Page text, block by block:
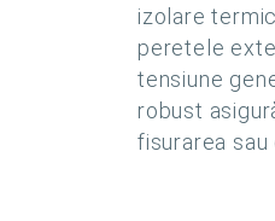
izolare
peretele
tensiune
robust
fisurarea sau